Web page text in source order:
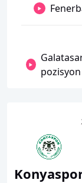
pozisyon